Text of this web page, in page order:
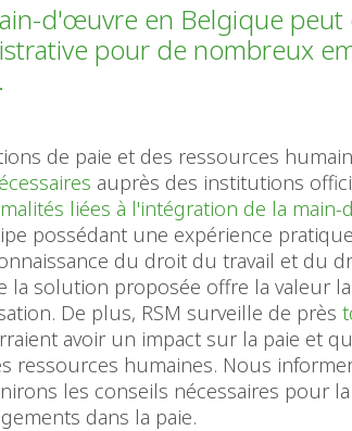
d'œuvre en Belgique
pour de nombreux
de paie et des ressources
auprès des institutions
liées à l'intégration de la
possédant une expérience
du droit du travail et du
la solution proposée offre la valeur
De plus, RSM surveille de près
avoir un impact sur la paie et
ressources humaines. Nous
les conseils nécessaires pour
dans la paie.